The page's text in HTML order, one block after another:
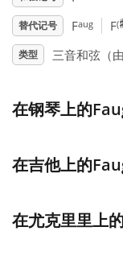
Español
한국어
हिन्दी
Italiano
替代记号 Faug F(♯
类型 三音和弦（
在钢琴上的
在吉他上的
在尤克里里上